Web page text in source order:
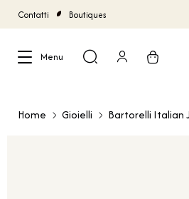
Contatti Boutiques
Menu
Home Gioielli Bartorelli Italian